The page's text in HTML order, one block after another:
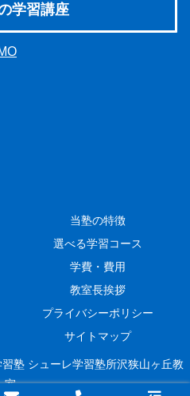
学習講座
当塾の特徴
選べる学習コース
学費・費用
教室長挨拶
プライバシーポリシー
サイトマップ
塾 シューレ学習塾所沢狭山ヶ丘教
室.